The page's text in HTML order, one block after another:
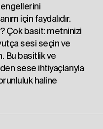
için faydalıdır.
Çok basit: metninizi
sesi seçin ve
Bu basitlik ve
sese ihtiyaçlarıyla
haline